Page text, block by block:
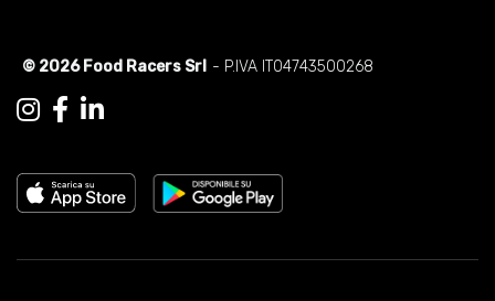
© 2026 Food Racers Srl - P.IVA IT04743500268